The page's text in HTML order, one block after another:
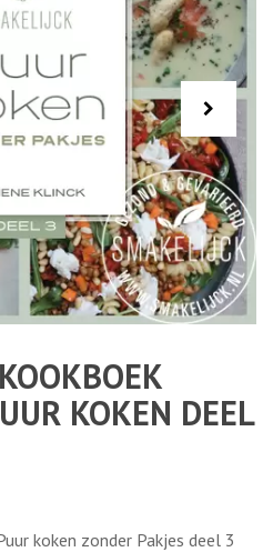
KOKEN DEEL
koken zonder Pakjes deel 3